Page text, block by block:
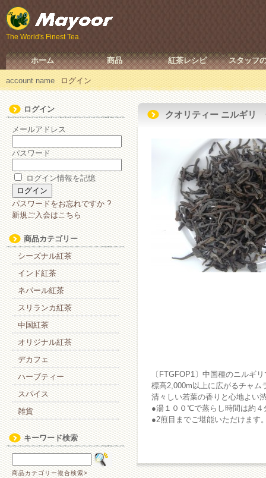
The World's Finest Tea.
ホーム 商品 紅茶レシピ スタッフ
account name ログイン
クオリティー ニルギリ
〔FTGFOP1〕中国種のニルギ
標高2,000m以上に広がるチャム
清々しい若葉の香りと心地よい
●湯１００℃で蒸らし時間は約４
●2煎目までご堪能いただけます
ログイン
メールアドレス
パスワード
ログイン情報を記憶
パスワードをお忘れですか ?
新規ご入会はこちら
商品カテゴリー
シーズナル紅茶
インド紅茶
ネパール紅茶
スリランカ紅茶
中国紅茶
オリジナル紅茶
デカフェ
ハーブティー
スパイス
雑貨
キーワード検索
商品カテゴリー複合検索>